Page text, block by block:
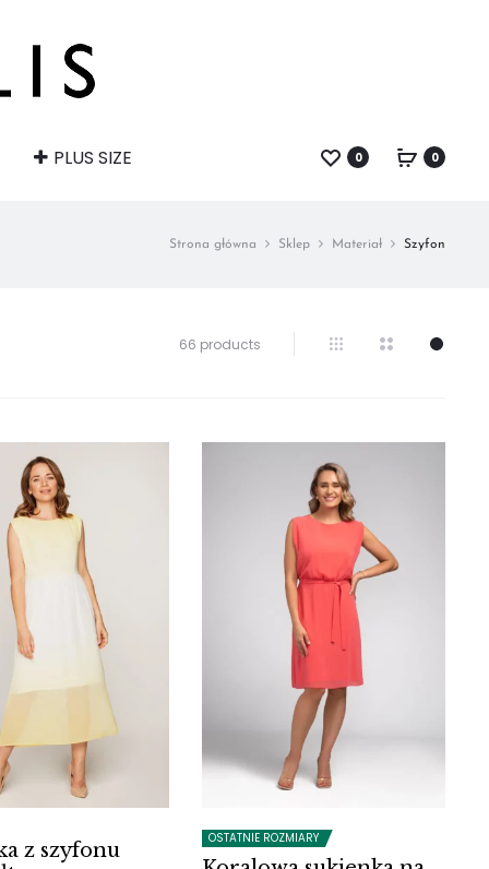
PLUS SIZE 0 0
Strona główna Sklep Materiał Szyfon
66 products Wyświetlanie
z szyfonu
OSTATNIE ROZMIARY